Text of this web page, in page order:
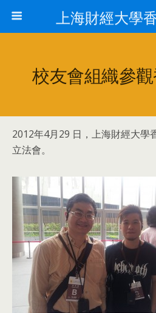
上海財經大學
校友會組織參
2012年4月29 日，上海財經大學
立法會。